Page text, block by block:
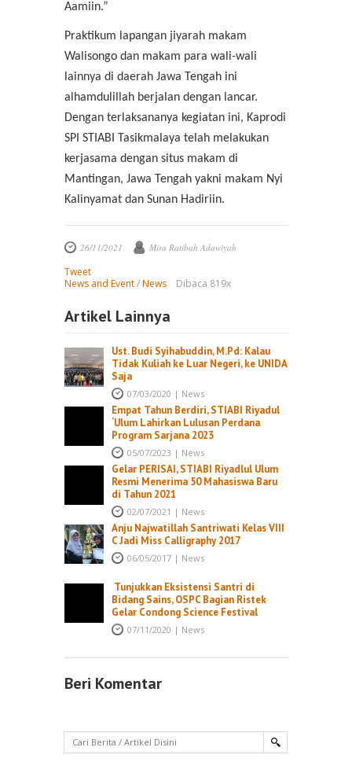
Aamiin.”
Praktikum lapangan jiyarah makam
Walisongo dan makam para wali-wali
lainnya di daerah Jawa Tengah ini
alhamdulillah berjalan dengan lancar.
Dengan terlaksananya kegiatan ini, Kaprodi
SPI STIABI Tasikmalaya telah melakukan
kerjasama dengan situs makam di
Mantingan, Jawa Tengah yakni makam Nyi
Kalinyamat dan Sunan Hadiriin.
26/11/2021 Mira Ratibah Adawiyah
Tweet
News and Event/News Dibaca 819x
Artikel Lainnya
Ust. Budi Syihabuddin, M.Pd: Kalau
Tidak Kuliah ke Luar Negeri, ke UNIDA
Saja
07/03/2020 | News
Empat Tahun Berdiri, STIABI Riyadul
‘Ulum Lahirkan Lulusan Perdana
Program Sarjana 2023
05/07/2023 | News
Gelar PERISAI, STIABI Riyadlul Ulum
Resmi Menerima 50 Mahasiswa Baru
di Tahun 2021
02/07/2021 | News
Anju Najwatillah Santriwati Kelas VIII
C Jadi Miss Calligraphy 2017
06/05/2017| News
Tunjukkan Eksistensi Santri di
Bidang Sains, OSPC Bagian Ristek
Gelar Condong Science Festival
07/11/2020 | News
Beri Komentar